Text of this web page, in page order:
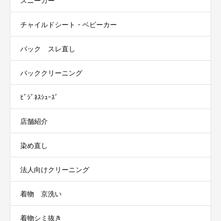
チャイルドシート・ベビーカー
バック スレ直し
バッククリーニング
ﾋﾞｼﾞﾈｽｼｭｰｽﾞ
店舗紹介
染め直し
法人向けクリーニング
着物 京洗い
着物シミ抜き